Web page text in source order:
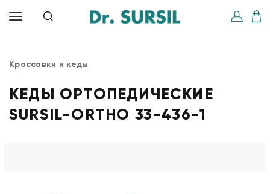
Кроссовки и кеды
КЕДЫ ОРТОПЕДИЧЕСКИЕ
SURSIL-ORTHO 33-436-1